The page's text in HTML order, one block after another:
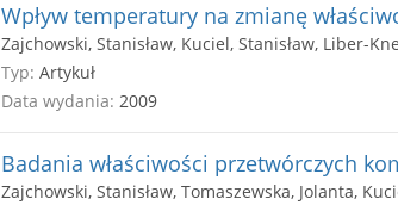
Wpływ temperatury na zmianę
Zajchowski, Stanisław, Kuciel, Stanisław, Liber-
Typ: Artykuł
Data wydania: 2009
Badania właściwości przetwórczych
Zajchowski, Stanisław, Tomaszewska, Jolanta,